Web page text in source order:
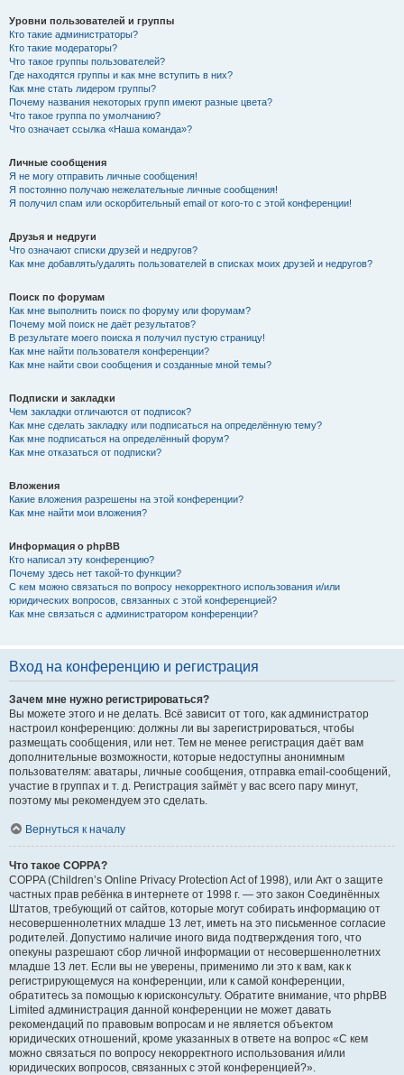
Уровни пользователей и группы
Кто такие администраторы?
Кто такие модераторы?
Что такое группы пользователей?
Где находятся группы и как мне вступить в них?
Как мне стать лидером группы?
Почему названия некоторых групп имеют разные цвета?
Что такое группа по умолчанию?
Что означает ссылка «Наша команда»?
Личные сообщения
Я не могу отправить личные сообщения!
Я постоянно получаю нежелательные личные сообщения!
Я получил спам или оскорбительный email от кого-то с этой конференции!
Друзья и недруги
Что означают списки друзей и недругов?
Как мне добавлять/удалять пользователей в списках моих друзей и недругов?
Поиск по форумам
Как мне выполнить поиск по форуму или форумам?
Почему мой поиск не даёт результатов?
В результате моего поиска я получил пустую страницу!
Как мне найти пользователя конференции?
Как мне найти свои сообщения и созданные мной темы?
Подписки и закладки
Чем закладки отличаются от подписок?
Как мне сделать закладку или подписаться на определённую тему?
Как мне подписаться на определённый форум?
Как мне отказаться от подписки?
Вложения
Какие вложения разрешены на этой конференции?
Как мне найти мои вложения?
Информация о phpBB
Кто написал эту конференцию?
Почему здесь нет такой-то функции?
С кем можно связаться по вопросу некорректного использования и/или
юридических вопросов, связанных с этой конференцией?
Как мне связаться с администратором конференции?
Вход на конференцию и регистрация
Зачем мне нужно регистрироваться?
Вы можете этого и не делать. Всё зависит от того, как администратор
настроил конференцию: должны ли вы зарегистрироваться, чтобы
размещать сообщения, или нет. Тем не менее регистрация даёт вам
дополнительные возможности, которые недоступны анонимным
пользователям: аватары, личные сообщения, отправка email-сообщений,
участие в группах и т. д. Регистрация займёт у вас всего пару минут,
поэтому мы рекомендуем это сделать.
Вернуться к началу
Что такое COPPA?
COPPA (Children’s Online Privacy Protection Act of 1998), или Акт о защите
частных прав ребёнка в интернете от 1998 г. — это закон Соединённых
Штатов, требующий от сайтов, которые могут собирать информацию от
несовершеннолетних младше 13 лет, иметь на это письменное согласие
родителей. Допустимо наличие иного вида подтверждения того, что
опекуны разрешают сбор личной информации от несовершеннолетних
младше 13 лет. Если вы не уверены, применимо ли это к вам, как к
регистрирующемуся на конференции, или к самой конференции,
обратитесь за помощью к юрисконсульту. Обратите внимание, что phpBB
Limited администрация данной конференции не может давать
рекомендаций по правовым вопросам и не является объектом
юридических отношений, кроме указанных в ответе на вопрос «С кем
можно связаться по вопросу некорректного использования и/или
юридических вопросов, связанных с этой конференцией?».